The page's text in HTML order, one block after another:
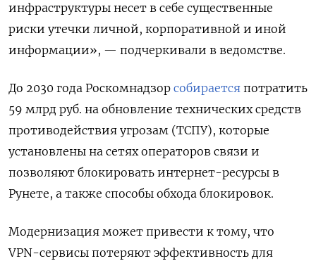
инфраструктуры несет в себе существенные
риски утечки личной, корпоративной и иной
информации», — подчеркивали в ведомстве.
До 2030 года Роскомнадзор собирается потратить
59 млрд руб. на обновление технических средств
противодействия угрозам (ТСПУ), которые
установлены на сетях операторов связи и
позволяют блокировать интернет-ресурсы в
Рунете, а также способы обхода блокировок.
Модернизация может привести к тому, что
VPN-сервисы потеряют эффективность для